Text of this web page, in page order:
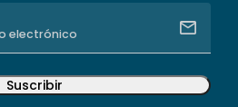
Suscribir